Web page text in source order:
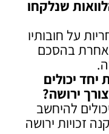
שנלקחו
על חובותיו
בהסכם
יחד יכולים
ירושה?
להיחשב
זכויות ירושה